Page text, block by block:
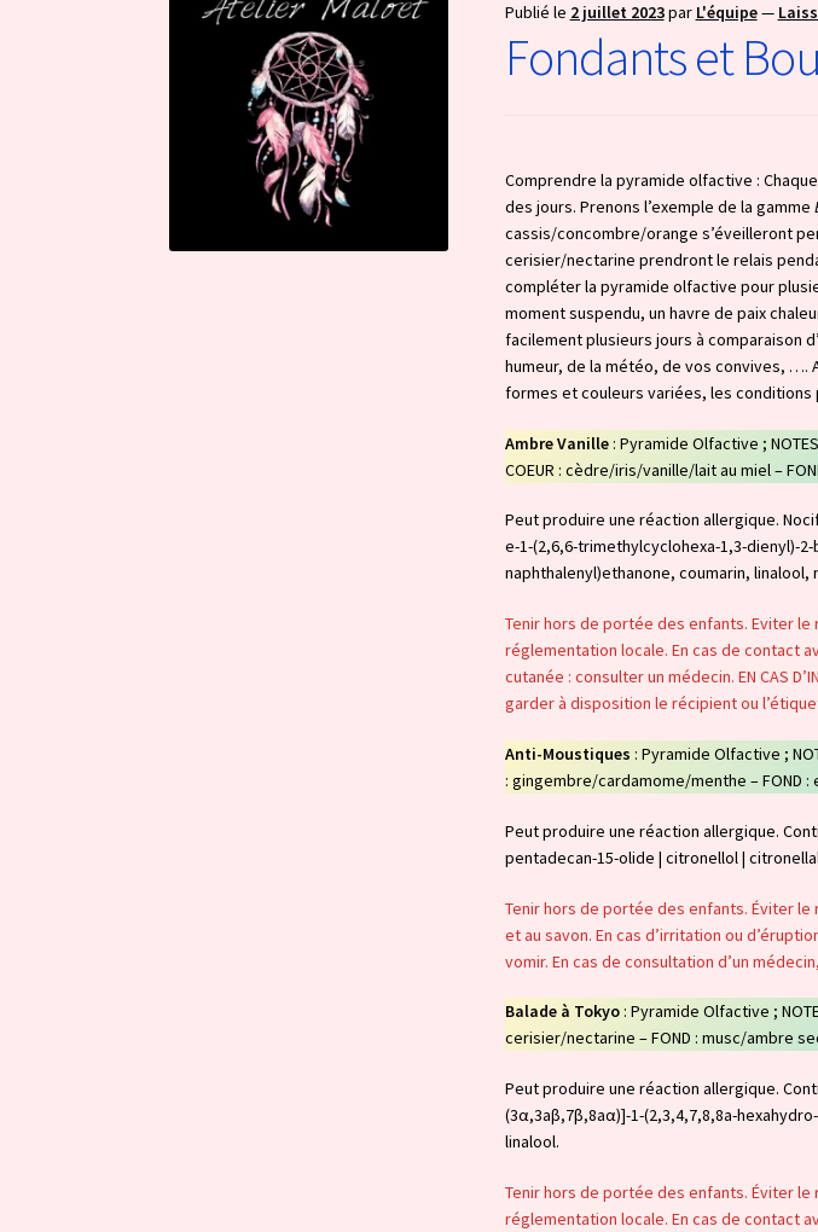
Publié le 2 juillet 2023par L'équipe—
Fondants et
Comprendre la pyramide olfactive :
des jours. Prenons l’exemple de la gamme
cassis/concombre/orange s’éveilleront
cerisier/nectarine prendront le relais
compléter la pyramide olfactive pour
moment suspendu, un havre de paix
facilement plusieurs jours à comparaison
humeur, de la météo, de vos convives, ….
formes et couleurs variées, les conditions
Ambre Vanille: Pyramide Olfactive ;
COEUR : cèdre/iris/vanille/lait au miel –
Peut produire une réaction allergique.
e-1-(2,6,6-trimethylcyclohexa-1,3-dienyl)-
naphthalenyl)ethanone, coumarin,
Tenir hors de portée des enfants. Eviter
réglementation locale. En cas de contact
cutanée : consulter un médecin. EN CAS
garder à disposition le récipient ou
Anti-Moustiques : Pyramide Olfactive ;
: gingembre/cardamome/menthe – FOND
Peut produire une réaction allergique.
pentadecan-15-olide | citronellol |
Tenir hors de portée des enfants. Éviter le
et au savon. En cas d’irritation ou
vomir. En cas de consultation d’un
Balade à Tokyo: Pyramide Olfactive ;
cerisier/nectarine – FOND : musc/ambre
Peut produire une réaction allergique.
(3α,3aβ,7β,8aα)]-1-(2,3,4,7,8,8a-
linalool.
Tenir hors de portée des enfants. Éviter
réglementation locale. En cas de contact